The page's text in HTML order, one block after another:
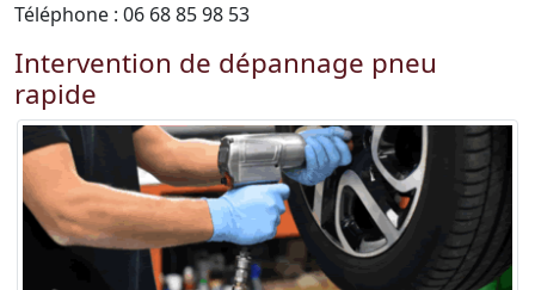
Téléphone : 06 68 85 98 53
Intervention de dépannage pneu
rapide